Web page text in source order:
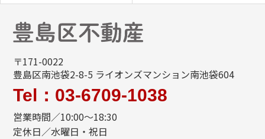
〒171-0022
豊島区南池袋2-8-5 ライオンズマンション南池袋604
Tel：03-6709-1038
営業時間／10:00～18:30
定休日／水曜日・祝日